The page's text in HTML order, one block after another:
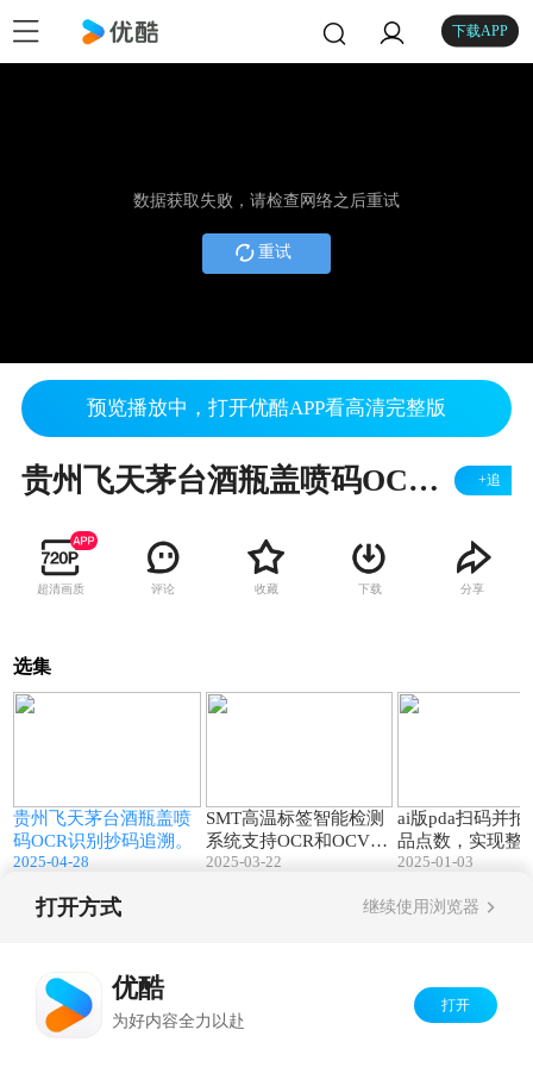
下载APP
数据获取失败，请检查网络之后重试
重试
预览播放中，打开优酷APP看高清完整版
贵州飞天茅台酒瓶盖喷码OCR识别抄码追溯。 +追
超清画质 评论 收藏 下载 分享
选集
贵州飞天茅台酒瓶盖喷
码OCR识别抄码追溯。
2025-04-28
SMT高温标签智能检测
系统支持OCR和OCV检
测及数据追溯，100%全
2025-03-22
ai版pda扫码并拍
品点数，实现整
快速点数出库
2025-01-03
打开方式 继续使用浏览器
优酷
为好内容全力以赴
打开